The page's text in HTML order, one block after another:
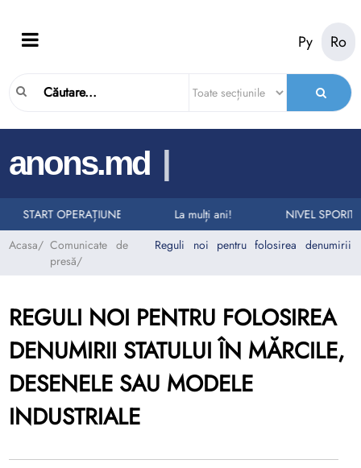
Ру Ro
anons.md |
LA NUMĂRUL UNIC DE URGENȚĂ 112
AUTO
START OPERAȚIUNEA „TAXI” La mulți ani!
NIVEL SPORIT
Acasa/ Comunicate de
presă/
Reguli noi pentru folosirea denumirii
REGULI NOI PENTRU FOLOSIREA
DENUMIRII STATULUI ÎN MĂRCILE,
DESENELE SAU MODELE
INDUSTRIALE